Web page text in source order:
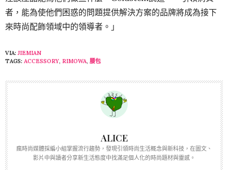
者，能為使他們困惑的問題提供解決方案的品牌將成為接下
來時尚配飾領域中的領導者。」
VIA: JIEMIAN
TAGS: ACCESSORY, RIMOWA, 腰包
ALICE
瘋時尚媒體採編小組掌握流行趨勢，發現引領時尚生活概念與新科技，在圖文、
影片中與讀者分享新生活態度中找滿足個人化的時尚題材與靈感。